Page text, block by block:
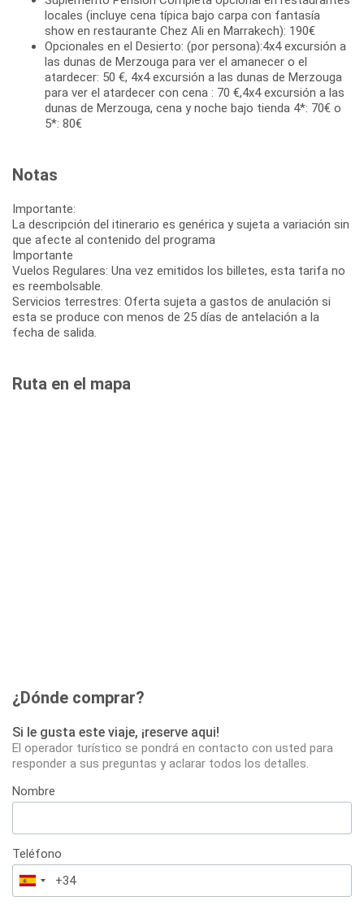
locales (incluye cena típica bajo carpa con fantasía
show en restaurante Chez Ali en Marrakech): 190€
Opcionales en el Desierto: (por persona):4x4 excursión a
las dunas de Merzouga para ver el amanecer o el
atardecer: 50 €, 4x4 excursión a las dunas de Merzouga
para ver el atardecer con cena : 70 €,4x4 excursión a las
dunas de Merzouga, cena y noche bajo tienda 4*: 70€ o
5*: 80€
Notas
Importante:
La descripción del itinerario es genérica y sujeta a variación sin
que afecte al contenido del programa
Importante
Vuelos Regulares: Una vez emitidos los billetes, esta tarifa no
es reembolsable.
Servicios terrestres: Oferta sujeta a gastos de anulación si
esta se produce con menos de 25 días de antelación a la
fecha de salida.
Ruta en el mapa
¿Dónde comprar?
Si le gusta este viaje, ¡reserve aqui!
El operador turístico se pondrá en contacto con usted para
responder a sus preguntas y aclarar todos los detalles.
Nombre
Teléfono
España
+34